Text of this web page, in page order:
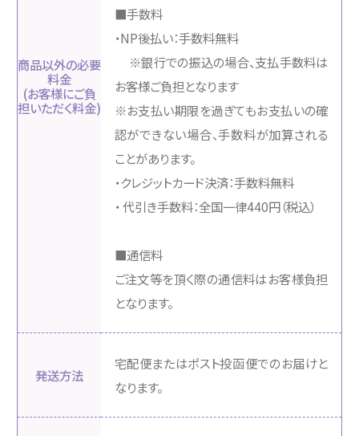
商品以外の必要
料金
(お客様にご負
担いただく料金)
■手数料
・NP後払い：手数料無料
※銀行での振込の場合、支払手数料は
お客様ご負担となります
※お支払い期限を過ぎてもお支払いの確
認ができない場合、手数料が加算される
ことがあります。
・クレジットカード決済：手数料無料
・ 代引き手数料：全国一律440円（税込）
■通信料
ご注文等を頂く際の通信料はお客様負担
となります。
発送方法
宅配便またはポスト投函便でのお届けと
なります。